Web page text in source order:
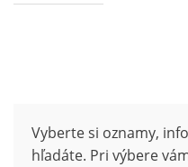
Vyberte si oznamy,
hľadáte. Pri výbere